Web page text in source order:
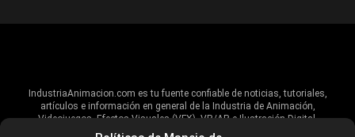
IndustriaAnimacion.com es tu fuente confiable de noticias, tutoriales,
artículos e información en general de la Industria de Animación,
Videojuegos, Efectos Visuales (VFX), VR/AR e Ilustración Digital.